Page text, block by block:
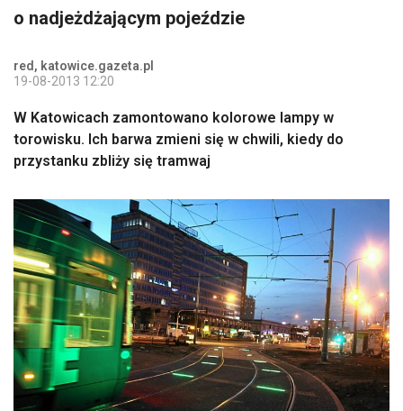
o nadjeżdżającym pojeździe
red, katowice.gazeta.pl
19-08-2013 12:20
W Katowicach zamontowano kolorowe lampy w
torowisku. Ich barwa zmieni się w chwili, kiedy do
przystanku zbliży się tramwaj